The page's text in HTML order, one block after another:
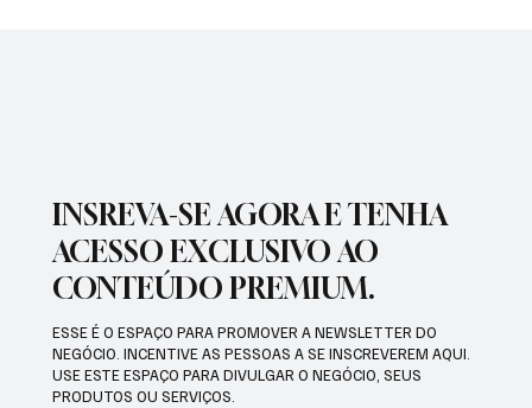
INSREVA-SE AGORA E TENHA
ACESSO EXCLUSIVO AO
CONTEÚDO PREMIUM.
ESSE É O ESPAÇO PARA PROMOVER A NEWSLETTER DO
NEGÓCIO. INCENTIVE AS PESSOAS A SE INSCREVEREM AQUI.
USE ESTE ESPAÇO PARA DIVULGAR O NEGÓCIO, SEUS
PRODUTOS OU SERVIÇOS.